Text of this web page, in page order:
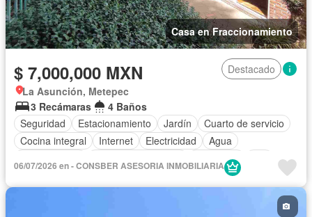
Casa en Fraccionamiento
$ 7,000,000 MXN
Destacado
La Asunción, Metepec
3 Recámaras
4 Baños
Seguridad
Estacionamiento Jardín
Cuarto de servicio
Cocina integral
Internet Electricidad
Agua
Despacho
06/07/2026 en - CONSBER ASESORIA INMOBILIARIA